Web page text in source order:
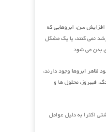
سن، ابروهایی که
نمی کنند، یا یک مشکل
بدن می شود
ظاهر ابروها وجود دارند،
فیبروز، محلول ها و
اکثرا به دلیل عوامل